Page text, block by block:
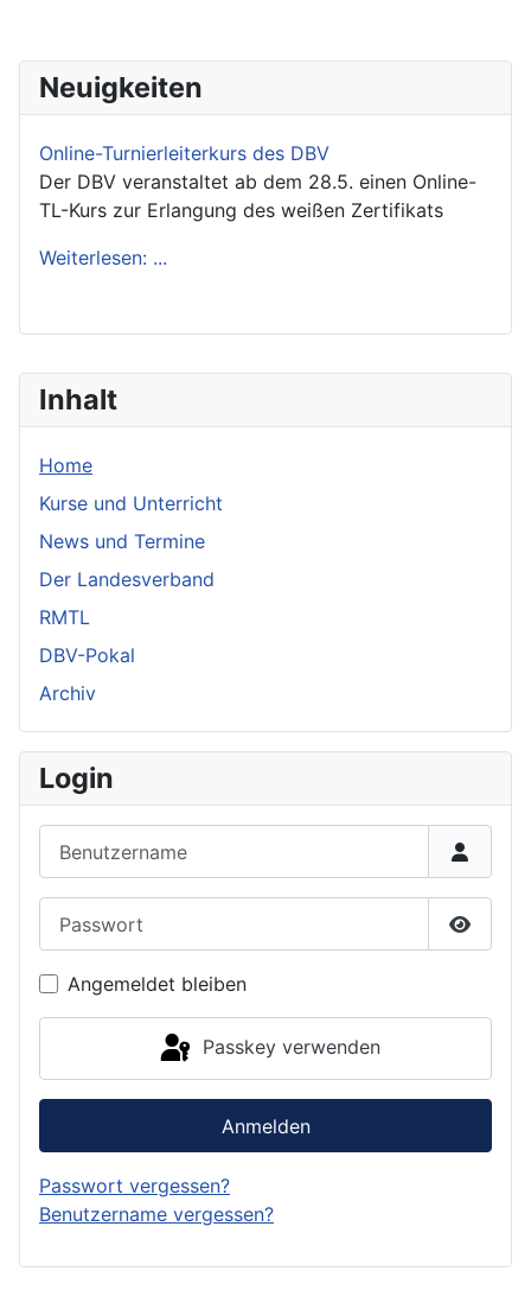
Inhalt
Home
Kurse und Unterricht
News und Termine
Der Landesverband
RMTL
DBV-Pokal
Archiv
Login
Angemeldet bleiben
Passkey verwenden
Anmelden
Passwort vergessen?
Benutzername vergessen?
Neuigkeiten
Online-Turnierleiterkurs des DBV
Der DBV veranstaltet ab dem 28.5. einen Online-
TL-Kurs zur Erlangung des weißen Zertifikats
Weiterlesen: ...